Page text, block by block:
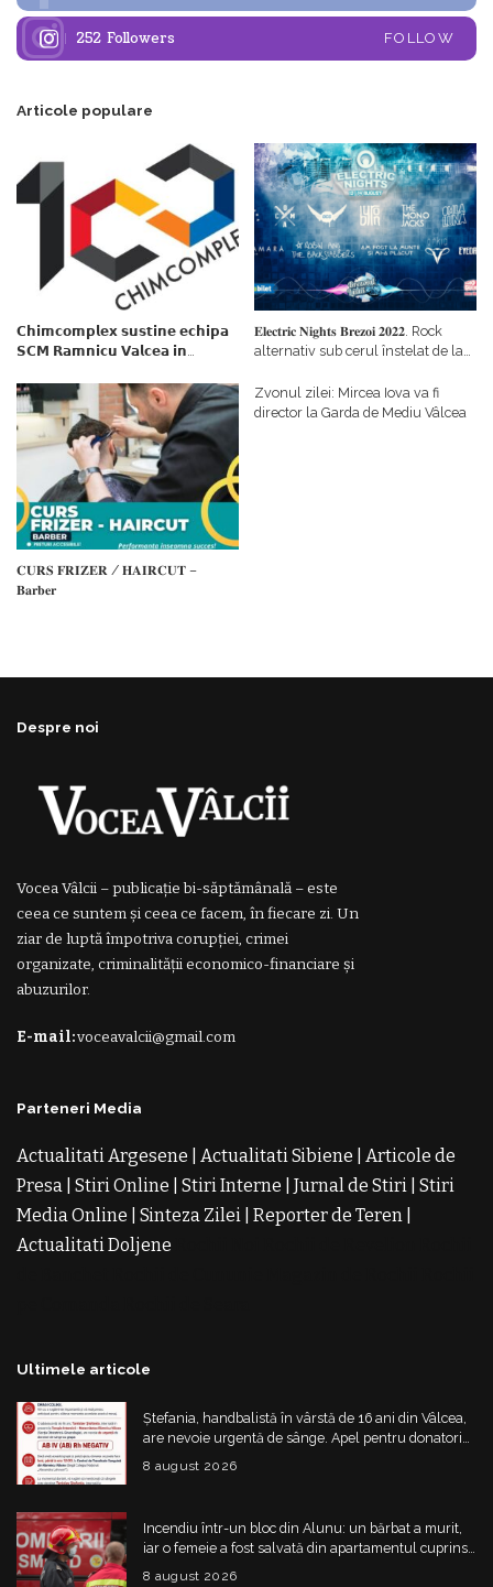
252 Followers FOLLOW
Articole populare
𝗖𝗵𝗶𝗺𝗰𝗼𝗺𝗽𝗹𝗲𝘅 𝘀𝘂𝘀𝘁𝗶𝗻𝗲 𝗲𝗰𝗵𝗶𝗽𝗮
𝗦𝗖𝗠 𝗥𝗮𝗺𝗻𝗶𝗰𝘂 𝗩𝗮𝗹𝗰𝗲𝗮 𝗶𝗻
𝗳𝗶𝗻𝗮𝗻𝘁𝗮𝘁𝗼𝗿
𝐄𝐥𝐞𝐜𝐭𝐫𝐢𝐜 𝐍𝐢𝐠𝐡𝐭𝐬 𝐁𝐫𝐞𝐳𝐨𝐢 𝟐𝟎𝟐𝟐. Rock
alternativ sub cerul înstelat de la
𝐂𝐔𝐑𝐒 𝐅𝐑𝐈𝐙𝐄𝐑 / 𝐇𝐀𝐈𝐑𝐂𝐔𝐓 –
𝐁𝐚𝐫𝐛𝐞𝐫
Zvonul zilei: Mircea Iova va fi
director la Garda de Mediu Vâlcea
Despre noi
Vocea Vâlcii – publicație bi-săptămânală – este
ceea ce suntem și ceea ce facem, în fiecare zi. Un
ziar de luptă împotriva corupției, crimei
organizate, criminalității economico-financiare și
abuzurilor.
E-mail:voceavalcii@gmail.com
Parteneri Media
Actualitati Argesene Actualitati Sibiene
Articole de
Presa Stiri Online Stiri Interne Jurnal de Stiri Stiri
Media Online
Sinteza Zilei Reporter de Teren
Actualitati Doljene
Ultimele articole
Ștefania, handbalistă în vârstă de 16 ani din Vâlcea,
are nevoie urgentă de sânge. Apel pentru donatori
cu grupa AB IV negativ
8 august 2026
Incendiu într-un bloc din Alunu: un bărbat a murit,
iar o femeie a fost salvată din apartamentul cuprins
de flăcări
8 august 2026